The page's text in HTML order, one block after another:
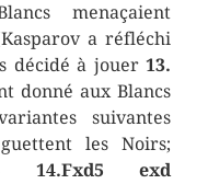
menaçaient
a réfléchi
décidé à jouer13.
donné aux Blancs
suivantes
les Noirs;
14.Fxd5 exd